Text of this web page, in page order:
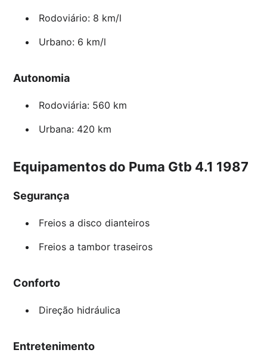
Rodoviário: 8 km/l
Urbano: 6 km/l
Autonomia
Rodoviária: 560 km
Urbana: 420 km
Equipamentos do Puma Gtb 4.1 1987
Segurança
Freios a disco dianteiros
Freios a tambor traseiros
Conforto
Direção hidráulica
Entretenimento